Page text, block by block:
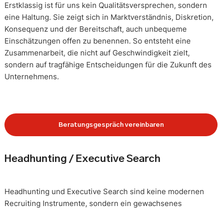
Erstklassig ist für uns kein Qualitätsversprechen, sondern
eine Haltung. Sie zeigt sich in Marktverständnis, Diskretion,
Konsequenz und der Bereitschaft, auch unbequeme
Einschätzungen offen zu benennen. So entsteht eine
Zusammenarbeit, die nicht auf Geschwindigkeit zielt,
sondern auf tragfähige Entscheidungen für die Zukunft des
Unternehmens.
Beratungsgespräch vereinbaren
Headhunting / Executive Search
Headhunting und Executive Search sind keine modernen
Recruiting Instrumente, sondern ein gewachsenes